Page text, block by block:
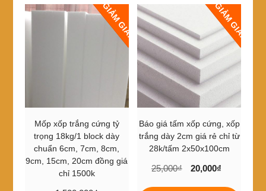
GIẢM GIÁ!
Mốp xốp trắng cứng tỷ
trọng 18kg/1 block dày
chuẩn 6cm, 7cm, 8cm,
9cm, 15cm, 20cm đồng giá
chỉ 1500k
GIẢM GIÁ!
Báo giá tấm xốp cứng, xốp
trắng dày 2cm giá rẻ chỉ từ
28k/tấm 2x50x100cm
25,000₫
Giá
20,000₫